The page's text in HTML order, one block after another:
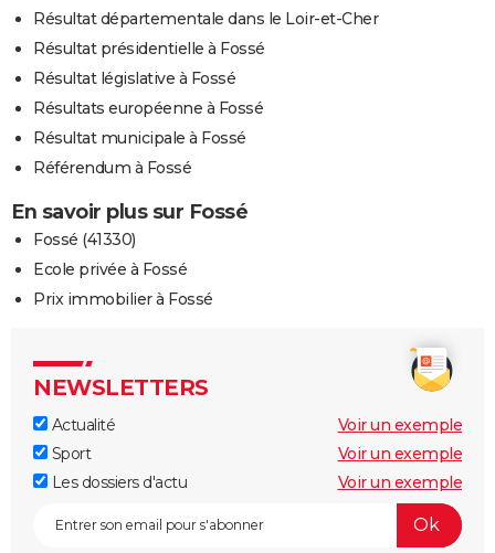
Résultat départementale dans le Loir-et-Cher
Résultat présidentielle à Fossé
Résultat législative à Fossé
Résultats européenne à Fossé
Résultat municipale à Fossé
Référendum à Fossé
En savoir plus sur Fossé
Fossé (41330)
Ecole privée à Fossé
Prix immobilier à Fossé
NEWSLETTERS
Actualité
Voir un exemple
Sport
Voir un exemple
Les dossiers d'actu
Voir un exemple